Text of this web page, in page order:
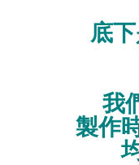
底
我
製作